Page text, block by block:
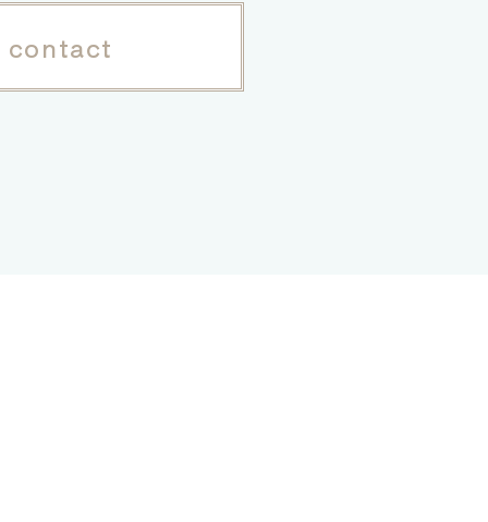
contact